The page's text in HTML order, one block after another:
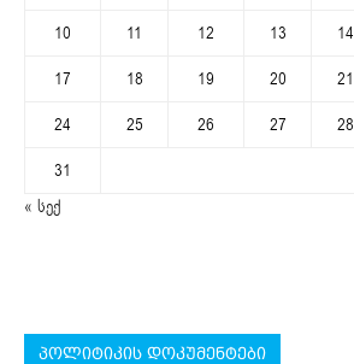
10
11 12 13 14
17
18 19 20 21
24
25 26 27 28
31
« სექ
პოლიტიკის დოკუმენტები